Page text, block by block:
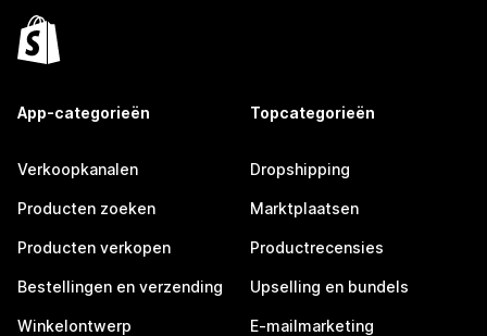
App-categorieën
Verkoopkanalen
Producten zoeken
Producten verkopen
Bestellingen en verzending
Winkelontwerp
Topcategorieën
Dropshipping
Marktplaatsen
Productrecensies
Upselling en bundels
E-mailmarketing